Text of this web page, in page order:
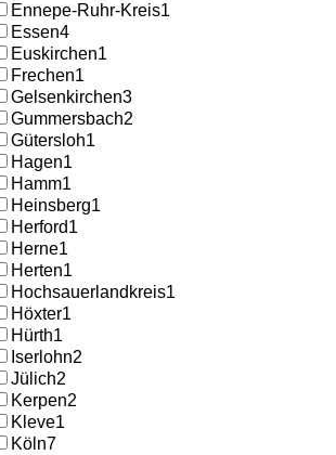
Ennepe-Ruhr-Kreis1
Essen4
Euskirchen1
Frechen1
Gelsenkirchen3
Gummersbach2
Gütersloh1
Hagen1
Hamm1
Heinsberg1
Herford1
Herne1
Herten1
Hochsauerlandkreis1
Höxter1
Hürth1
Iserlohn2
Jülich2
Kerpen2
Kleve1
Köln7